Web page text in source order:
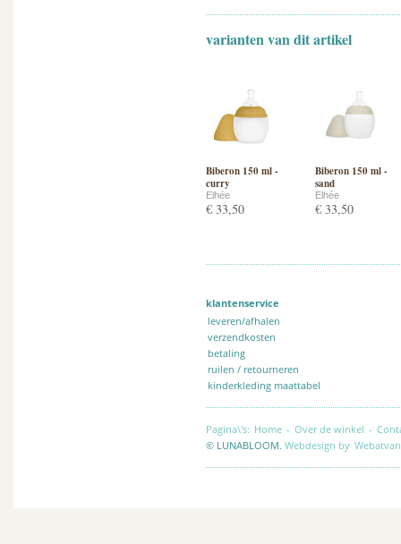
varianten van dit artikel
Biberon 150 ml -
curry
Elhée
€ 33,50
Biberon 150 ml -
sand
Elhée
€ 33,50
klantenservice
leveren/afhalen
verzendkosten
betaling
ruilen / retourneren
kinderkleding maattabel
Pagina\'s: Home - Over de winkel -
© LUNABLOOM. Webdesign by